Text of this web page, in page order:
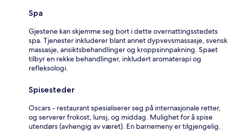
Spa
Gjestene kan skjemme seg bort i dette overnattingsstedets
spa. Tjenester inkluderer blant annet dypvevsmassasje, svensk
massasje, ansiktsbehandlinger og kroppsinnpakning. Spaet
tilbyr en rekke behandlinger, inkludert aromaterapi og
refleksologi.
Spisesteder
Oscars - restaurant spesialiserer seg på internasjonale retter,
og serverer frokost, lunsj, og middag. Mulighet for å spise
utendørs (avhengig av været). En barnemeny er tilgjengelig.